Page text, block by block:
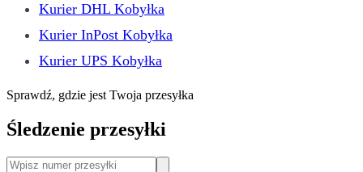
Kurier DHL Kobyłka
Kurier InPost Kobyłka
Kurier UPS Kobyłka
Sprawdź, gdzie jest Twoja przesyłka
Śledzenie przesyłki